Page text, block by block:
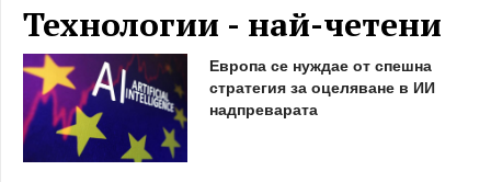
Технологии - най-четени
Европа се нуждае от спешна
стратегия за оцеляване в ИИ
надпреварата